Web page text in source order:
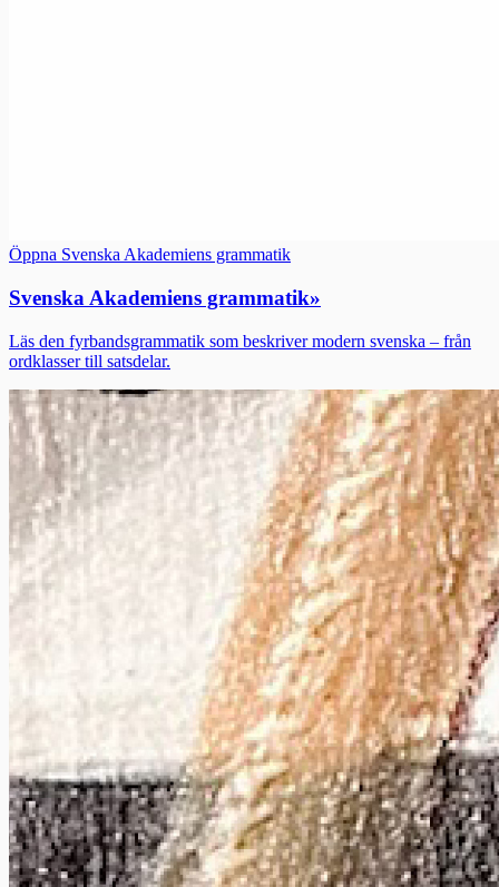
Öppna Svenska Akademiens grammatik
Svenska Akademiens grammatik»
Läs den fyrbandsgrammatik som beskriver modern svenska – från
ordklasser till satsdelar.